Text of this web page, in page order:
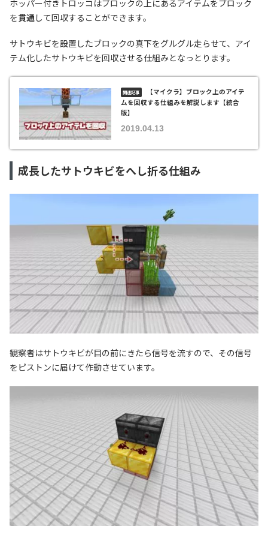
ホッパー付きトロッコはブロックの上にあるアイテムをブロック
を貫通 して回収することができます。
サトウキビを設置したブロックの真下をグルグル走らせて、アイ
テム化したサトウキビを回収させる仕組みとなっとります。
【マイクラ】ブロック上のアイテ
ムを回収する仕組みを解説します【統合
版】
2019.04.13
成長したサトウキビをへし折る仕組み
観察者はサトウキビが目の前にきたら信号を流すので、その信号
をピストンに届けて作動させています。